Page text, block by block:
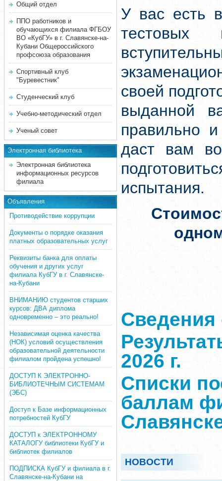
Общий отдел
ППО работников и
обучающихся филиала ФГБОУ
ВО «КубГУ» в г. Славянске-на-
Кубани Общероссийского
профсоюза образования
Спортивный клуб
"Буревестник"
Студенческий клуб
Учебно-методический отдел
Ученый совет
Электронная библиотека
Электронная библиотека
информационных ресурсов
филиала
Объявления
Противодействие коррупции
Документы о порядке оказания
платных образовательных услуг
Реквизиты банка для оплаты
обучения и других услуг
филиала КубГУ в г. Славянске-
на-Кубани
ВНИМАНИЮ студентов старших
курсов: ДВА диплома
одновременно – это реально!
Независимая оценка качества
(НОК) условий осуществления
образовательной деятельности
филиалом пройдена успешно!
ДОСТУП К ЭЛЕКТРОННО-
БИБЛИОТЕЧНЫМ СИСТЕМАМ
(ЭБС)
Доступ к Базе информационных
потребностей КубГУ
ДОСТУП к ЭЛЕКТРОННОМУ
КАТАЛОГУ библиотеки КубГУ и
библиотек филиалов
ПОДПИСКА КубГУ и филиала в г.
Славянске-на-Кубани на
У вас есть
тестовых
своей
выданной
правильно
даст вам
испытания.
Сведения
2026 г.
Списки
баллам
НОВОСТИ